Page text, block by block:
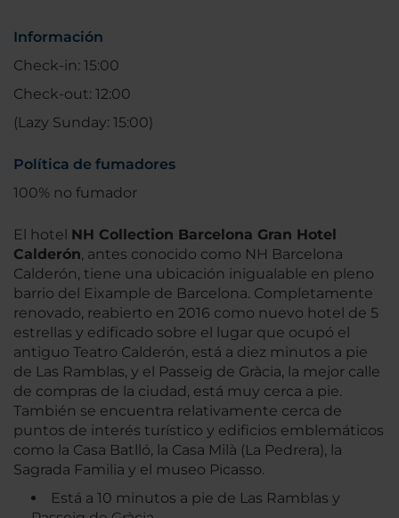
Información
Check-in: 15:00
Check-out: 12:00
(Lazy Sunday: 15:00)
Política de fumadores
100% no fumador
El hotel NH Collection Barcelona Gran Hotel
Calderón, antes conocido como NH Barcelona
Calderón, tiene una ubicación inigualable en pleno
barrio del Eixample de Barcelona. Completamente
renovado, reabierto en 2016 como nuevo hotel de 5
estrellas y edificado sobre el lugar que ocupó el
antiguo Teatro Calderón, está a diez minutos a pie
de Las Ramblas, y el Passeig de Gràcia, la mejor calle
de compras de la ciudad, está muy cerca a pie.
También se encuentra relativamente cerca de
puntos de interés turístico y edificios emblemáticos
como la Casa Batlló, la Casa Milà (La Pedrera), la
Sagrada Familia y el museo Picasso.
Está a 10 minutos a pie de Las Ramblas y